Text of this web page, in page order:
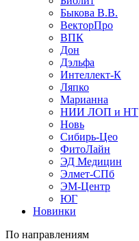
Быкова В.В.
ВекторПро
ВПК
Дон
Дэльфа
Интеллект-К
Ляпко
Марианна
НИИ ЛОП и НТ
Новь
Сибирь-Цео
ФитоЛайн
ЭД Медицин
Элмет-СПб
ЭМ-Центр
ЮГ
Новинки
По направлениям